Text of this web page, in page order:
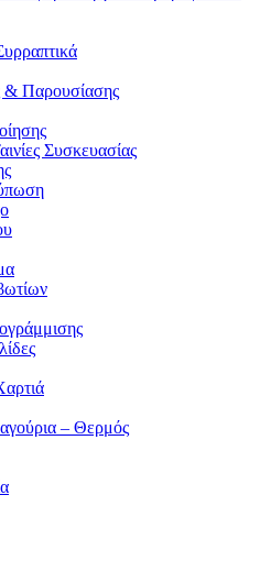
& Παρουσίασης
Συσκευασίας
– Θερμός